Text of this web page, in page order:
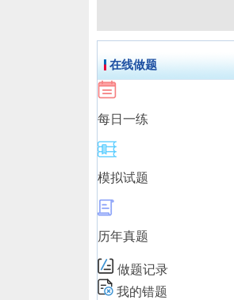
在线做题
每日一练
模拟试题
历年真题
做题记录
我的错题